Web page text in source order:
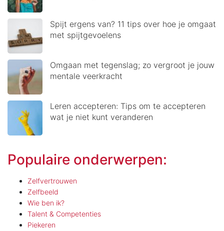
Spijt ergens van? 11 tips over hoe je omgaat
met spijtgevoelens
Omgaan met tegenslag; zo vergroot je jouw
mentale veerkracht
Leren accepteren: Tips om te accepteren
wat je niet kunt veranderen
Populaire onderwerpen:
Zelfvertrouwen
Zelfbeeld
Wie ben ik?
Talent & Competenties
Piekeren